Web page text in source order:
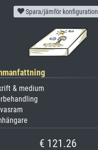
Spara/jämför konfiguration
& medium
€ 121.26